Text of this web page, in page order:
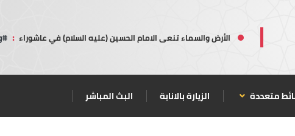
الأرض والسماء تنعى الامام الحسين (عليه السلام) في عاشوراء :
متعددة الزيارة بالانابة البث المباشر